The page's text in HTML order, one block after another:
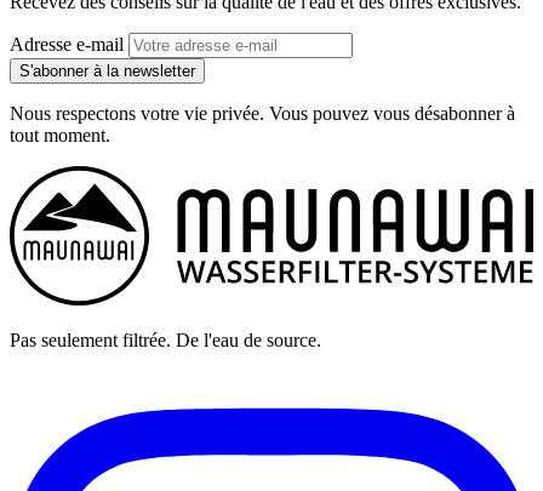
Adresse e-mail
S'abonner à la newsletter
Nous respectons votre vie privée. Vous pouvez vous désabonner à
tout moment.
Pas seulement filtrée. De l'eau de source.